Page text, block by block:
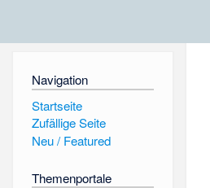
Navigation
Startseite
Zufällige Seite
Neu / Featured
Themenportale